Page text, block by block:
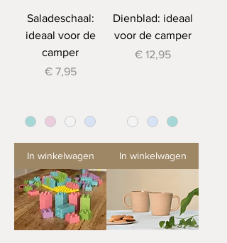
Saladeschaal:
ideaal voor de
camper
Prijs
€ 7,95
In winkelwagen
Dienblad: ideaal
voor de camper
Prijs
€ 12,95
In winkelwagen